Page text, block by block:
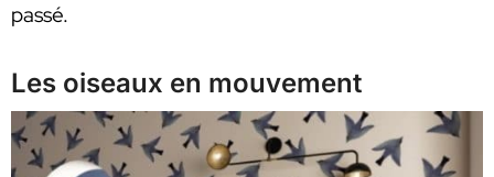
passé.
Les oiseaux en mouvement